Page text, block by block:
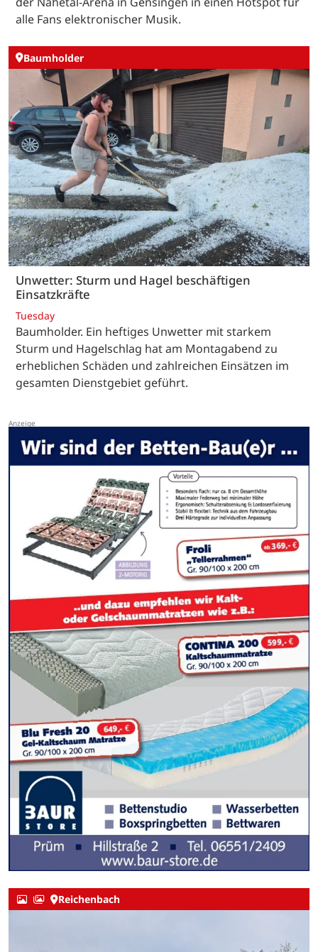
alle Fans elektronischer Musik.
Baumholder
Unwetter: Sturm und Hagel beschäftigen
Einsatzkräfte
Tuesday
Baumholder. Ein heftiges Unwetter mit starkem
Sturm und Hagelschlag hat am Montagabend zu
erheblichen Schäden und zahlreichen Einsätzen im
gesamten Dienstgebiet geführt.
Reichenbach